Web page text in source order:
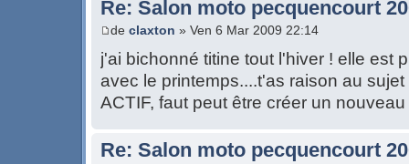
Re: Salon moto pecquencourt
de claxton » Ven 6 Mar 2009 22:14
j'ai bichonné titine tout l'hiver ! elle est
avec le printemps....t'as raison au
ACTIF, faut peut être créer un
Re: Salon moto pecquencourt